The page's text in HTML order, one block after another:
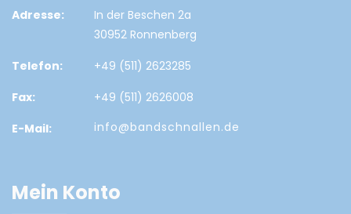
Adresse:
In der Beschen 2a
30952 Ronnenberg
Telefon:
+49 (511) 2623285
Fax:
+49 (511) 2626008
E-Mail:
info@bandschnallen.de
Mein Konto